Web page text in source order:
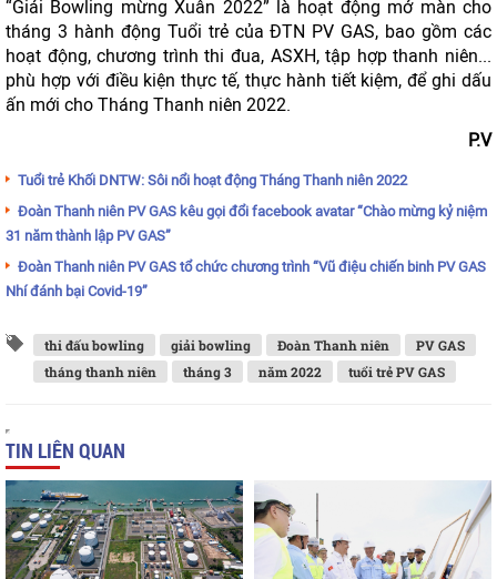
“Giải Bowling mừng Xuân 2022” là hoạt động mở màn cho
tháng 3 hành động Tuổi trẻ của ĐTN PV GAS, bao gồm các
hoạt động, chương trình thi đua, ASXH, tập hợp thanh niên...
phù hợp với điều kiện thực tế, thực hành tiết kiệm, để ghi dấu
ấn mới cho Tháng Thanh niên 2022.
P.V
Tuổi trẻ Khối DNTW: Sôi nổi hoạt động Tháng Thanh niên 2022
Đoàn Thanh niên PV GAS kêu gọi đổi facebook avatar “Chào mừng kỷ niệm
31 năm thành lập PV GAS”
Đoàn Thanh niên PV GAS tổ chức chương trình “Vũ điệu chiến binh PV GAS
Nhí đánh bại Covid-19”
thi đấu bowling giải bowling Đoàn Thanh niên
PV GAS
tháng thanh niên
tháng 3 năm 2022 tuổi trẻ PV GAS
TIN LIÊN QUAN